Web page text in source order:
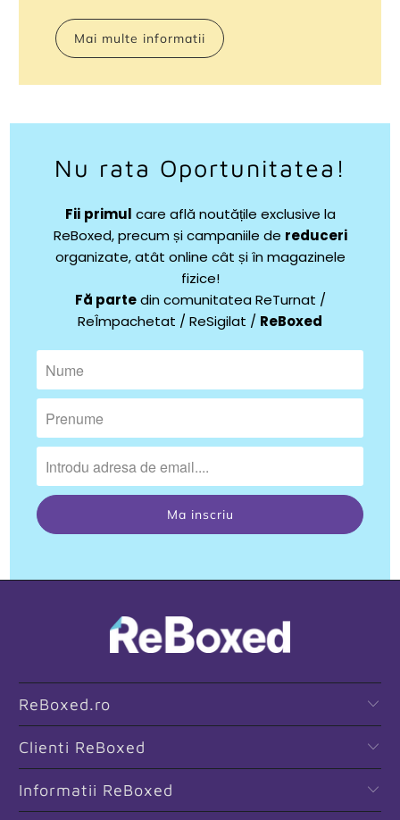
Mai multe informatii
Nu rata Oportunitatea!
Fii primul care află noutățile exclusive la
ReBoxed, precum și campaniile de reduceri
organizate, atât online cât și în magazinele
fizice!
Fă partedin comunitatea ReTurnat /
ReÎmpachetat / ReSigilat / ReBoxed
ReBoxed.ro
Clienti ReBoxed
Informatii ReBoxed